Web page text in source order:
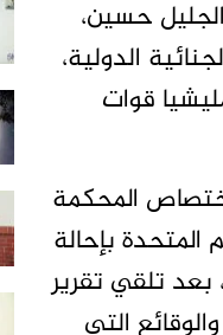
حسين،
الجنائية الدولية،
قوات
المحكمة
بإحالة
ملف دارفور الى المحكمة الجنائية رقم 1593، الذي تم تبنيه في 31 مارس 2005، بعد تلقي تقرير
التي